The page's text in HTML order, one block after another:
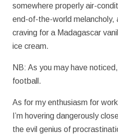
somewhere properly air-
end-of-the-world melancholy,
craving for a Madagascar
ice cream.
NB: As you may have
football.
As for my enthusiasm for
I’m hovering dangerously
the evil genius of